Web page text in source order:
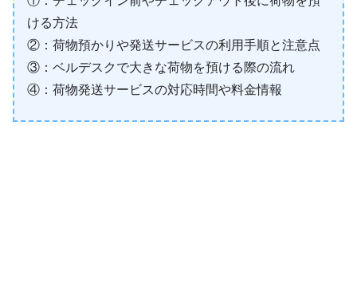
ける方法
②：荷物預かりや発送サービスの利用手順と注意点
③：ベルデスクで大きな荷物を預ける際の流れ
④：荷物発送サービスの対応時間や料金情報